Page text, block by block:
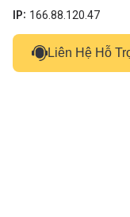
IP: 166.88.120.47
Liên Hệ Hỗ